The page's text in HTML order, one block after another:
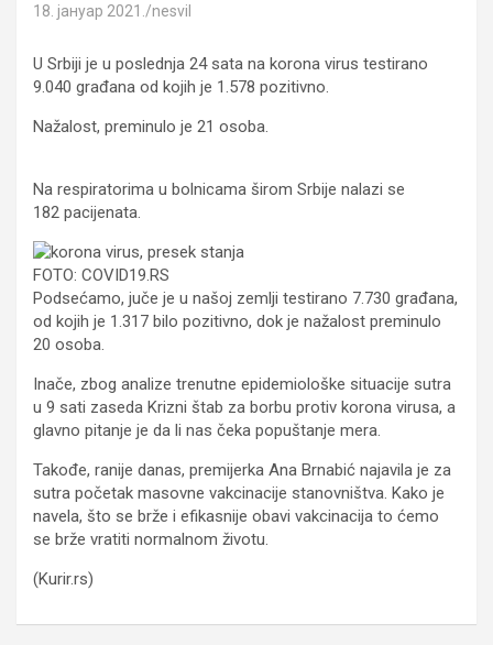
18. јануар 2021. nesvil
U Srbiji je u poslednja 24 sata na korona virus testirano
9.040 građana od kojih je 1.578 pozitivno.
Nažalost, preminulo je 21 osoba.
Na respiratorima u bolnicama širom Srbije nalazi se
182 pacijenata.
FOTO: COVID19.RS
Podsećamo, juče je u našoj zemlji testirano 7.730 građana,
od kojih je 1.317 bilo pozitivno, dok je nažalost preminulo
20 osoba.
Inače, zbog analize trenutne epidemiološke situacije sutra
u 9 sati zaseda Krizni štab za borbu protiv korona virusa, a
glavno pitanje je da li nas čeka popuštanje mera.
Takođe, ranije danas, premijerka Ana Brnabić najavila je za
sutra početak masovne vakcinacije stanovništva. Kako je
navela, što se brže i efikasnije obavi vakcinacija to ćemo
se brže vratiti normalnom životu.
(Kurir.rs)